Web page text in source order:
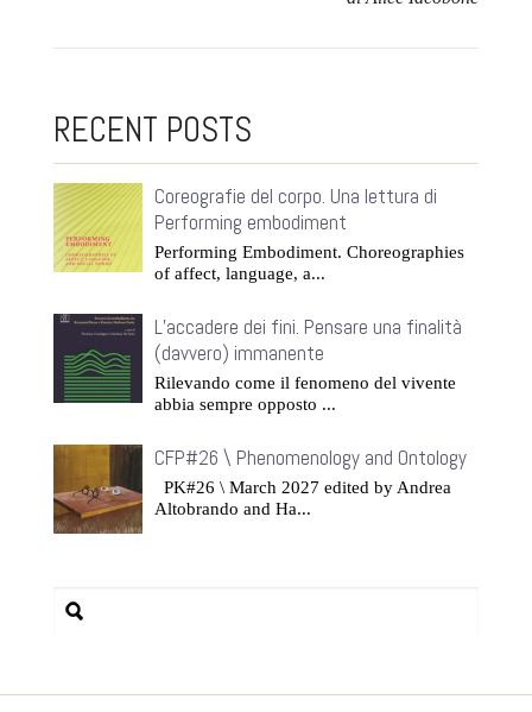
RECENT POSTS
Coreografie del corpo. Una lettura di
Performing embodiment
Performing Embodiment. Choreographies
of affect, language, a...
L’accadere dei fini. Pensare una finalità
(davvero) immanente
Rilevando come il fenomeno del vivente
abbia sempre opposto ...
CFP#26 \ Phenomenology and Ontology
PK#26 \ March 2027 edited by Andrea
Altobrando and Ha...